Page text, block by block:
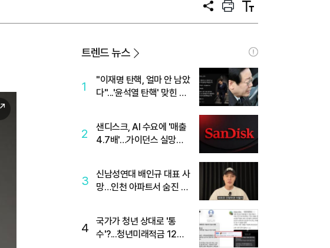
공
프
트
텍
트
트렌드 뉴스
1
"이재명 탄핵, 얼마 안 남았
다"...'윤석열 탄핵' 맞힌 무
2
샌디스크, AI 수요에 '매출
4.7배'…가이던스 실망에
3
신남성연대 배인규 대표 사
망…인천 아파트서 숨진 채
4
국가가 청년 상대로 '통
수'?...청년미래적금 12%